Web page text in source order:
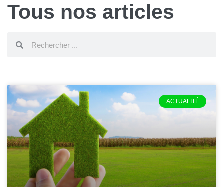
Tous nos articles
ACTUALITÉ